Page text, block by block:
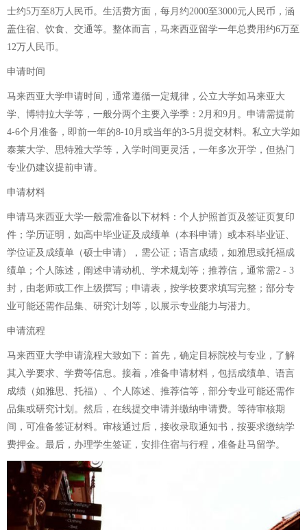
士约5万至8万人民币。生活费方面，每月约2000至3000元人民币，涵
盖住宿、饮食、交通等。整体而言，马来西亚留学一年总费用约6万至
12万人民币。
申请时间
马来西亚大学申请时间，通常遵循一定规律，公立大学如马来亚大
学、博特拉大学等，一般分两个主要入学季：2月和9月。申请需提前
4-6个月准备，即前一年的8-10月或当年的3-5月提交材料。私立大学如
泰莱大学、思特雅大学等，入学时间更灵活，一年多次开学，但热门
专业仍建议提前申请。
申请材料
申请马来西亚大学一般需准备以下材料：个人护照首页及签证页复印
件；学历证明，如高中毕业证及成绩单（本科申请）或本科毕业证、
学位证及成绩单（硕士申请），需公证；语言成绩，如雅思或托福成
绩单；个人陈述，阐述申请动机、学术规划等；推荐信，通常需2 - 3
封，由老师或工作上级撰写；申请表，按学校要求填写完整；部分专
业可能还需作品集、研究计划等，以展示专业能力与潜力。
申请流程
马来西亚大学申请流程大致如下：首先，确定目标院校与专业，了解
其入学要求、学费等信息。接着，准备申请材料，包括成绩单、语言
成绩（如雅思、托福）、个人陈述、推荐信等，部分专业可能还需作
品集或研究计划。然后，在线提交申请并缴纳申请费。等待审核期
间，可准备签证材料。审核通过后，接收录取通知书，按要求缴纳学
费押金。最后，办理学生签证，安排住宿与行程，准备赴马留学。